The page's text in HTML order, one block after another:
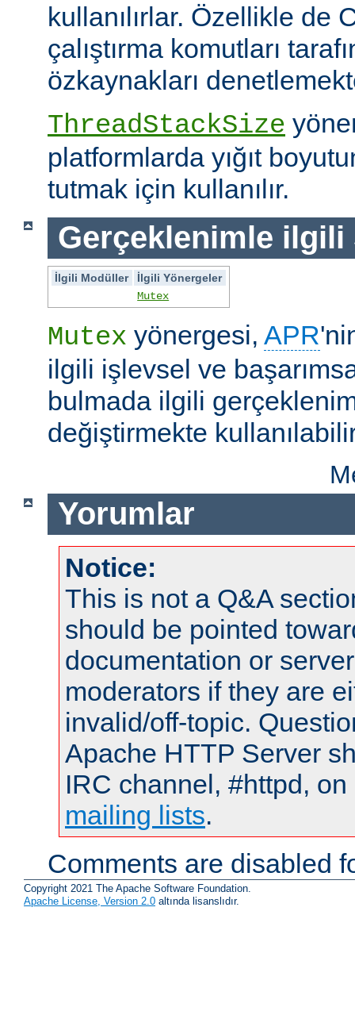
kullanılırlar. Özellikle de
çalıştırma komutları
özkaynakları
ThreadStackSize
platformlarda yığıt
tutmak için kullanılır.
Gerçeklenimle ilgili
İlgili Modüller
İlgili Yönergeler
Mutex
Mutex yönergesi, APR
ilgili işlevsel ve
bulmada ilgili
değiştirmekte
Yorumlar
Notice:
This is not a Q&A
should be pointed
documentation or
moderators if they are
invalid/off-topic.
Apache HTTP Server
IRC channel, #httpd,
mailing lists.
Comments are disabled
Copyright 2021 The Apache Software Foundation.
Apache License, Version 2.0 altında lisanslıdır.